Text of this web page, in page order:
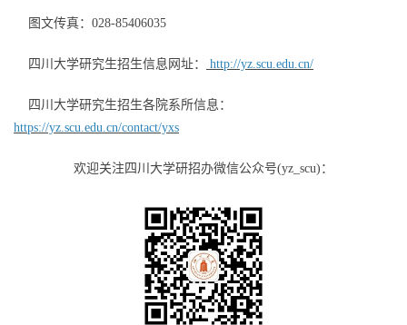
图文传真：028-85406035
四川大学研究生招生信息网址： http://yz.scu.edu.cn/
四川大学研究生招生各院系所信息：
https://yz.scu.edu.cn/contact/yxs
欢迎关注四川大学研招办微信公众号(yz_scu)：